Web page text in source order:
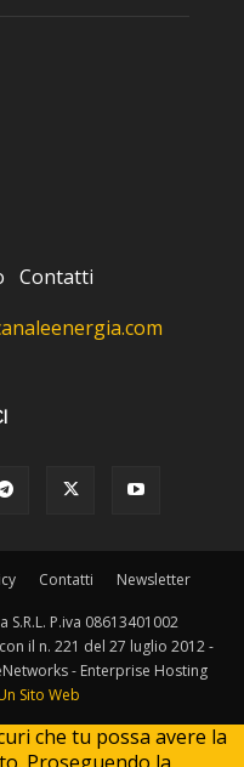
Contatti
Contatti Newsletter
P.iva 08613401002
il n. 221 del 27 luglio 2012 -
- Enterprise Hosting
Sito Web
che tu possa avere la